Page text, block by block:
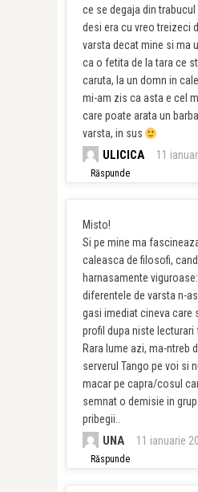
ce se degaja din
desi era cu vreo treizeci
varsta decat mine si ma
ca o fetita de la tara ce
caruta, la un domn in
mi-am zis ca asta e cel
care poate arata un
varsta, in sus
ULICICA 11
Răspunde
Misto!
Si pe mine ma
caleasca de filosofi,
harnasamente
diferentele de varsta n-
gasi imediat cineva care
profil dupa niste lecturari
Rara lume azi, ma-ntreb
serverul Tango pe voi si
macar pe capra/cosul
semnat o demisie in
pribegii..
UNA 11 ianuarie
Răspunde